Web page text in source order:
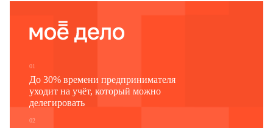
01
До 30% времени предпринимателя
уходит на учёт, который можно
делегировать
02